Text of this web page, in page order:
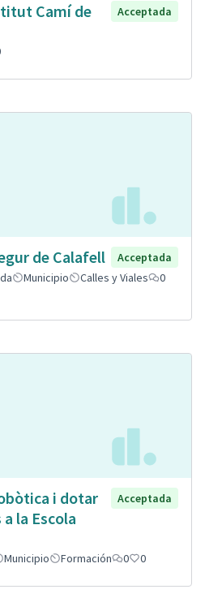
Camí de
Acceptada
de Calafell
Acceptada
Municipio Calles y Viales
0
i dotar
la Escola
Acceptada
Municipio Formación 0 0